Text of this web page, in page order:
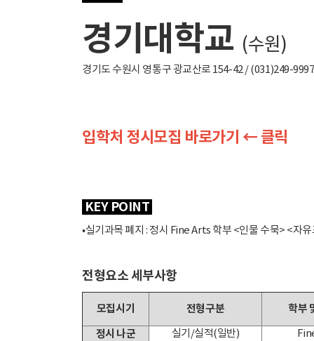
경기대학교 (수원)
경기도 수원시 영통구 광교산로 154-42 / (031)249-
입학처 정시모집 바로가기 ← 클릭
KEY POINT
•실기과목 폐지 : 정시 Fine Arts 학부 <인물 수묵> <자
전형요소 세부사항
모집시기 전형구분
학부
정시 나군
실기/실적(일반)